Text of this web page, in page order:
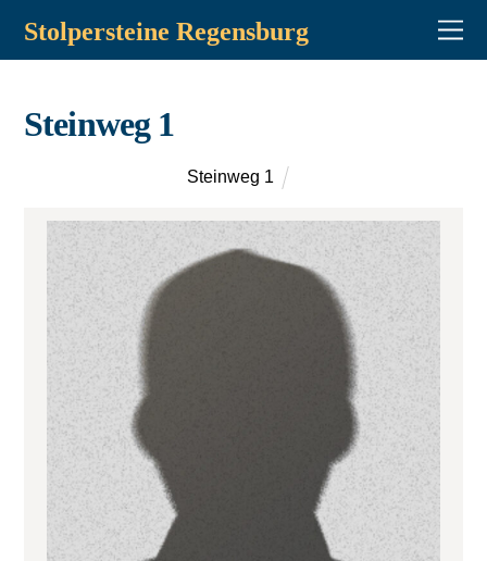
Stolpersteine Regensburg
Steinweg 1
Steinweg 1